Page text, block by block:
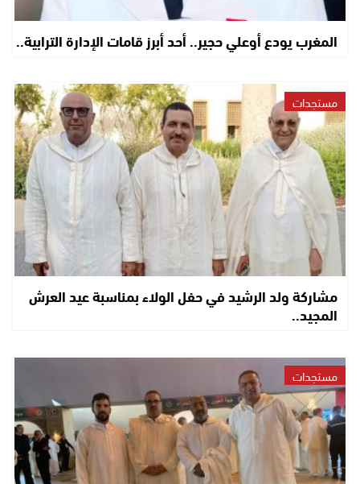
المغرب يودع أوعلي حجير.. أحد أبرز قامات الإدارة الترابية..
مستجدات
مشاركة ولد الرشيد في حفل الولاء بمناسبة عيد العرش
المجيد..
مستجدات